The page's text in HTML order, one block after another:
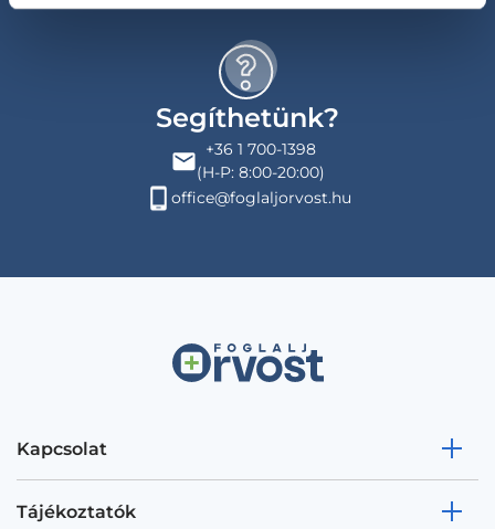
Segíthetünk?
+36 1 700-1398
(H-P: 8:00-20:00)
office@foglaljorvost.hu
Kapcsolat
Tájékoztatók